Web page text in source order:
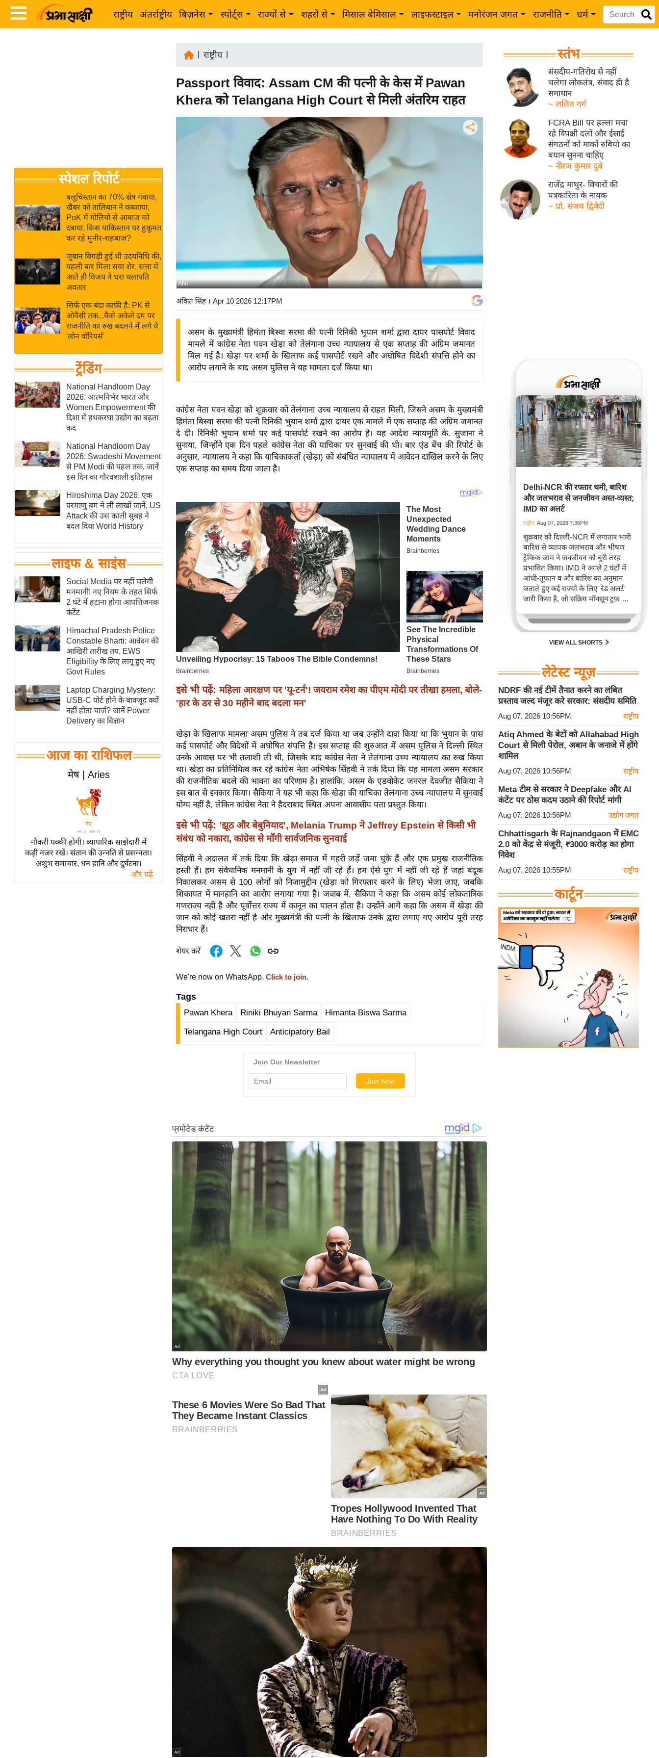
राष्ट्रीय अंतर्राष्ट्रीय बिज़नेस स्पोर्ट्स राज्यों से शहरों से मिसाल बेमिसाल लाइफस्टाइल मनोरंजन जगत राजनीति धर्म
Breaking
News in
Hindi
Hindi
Videos
जगत
राय
बजट
IPL
2026
ई-पेपर
मिसाल बेमिसाल
शख्सियत
यंग इंडिया
साहित्य जगत
ऑटो वर्ल्ड
न्यूज ब्रीफ
मनोरंजन जगत
बॉलीवुड
हॉलीवुड
फिल्म समीक्षा
Breaking
News
लाइफस्टाइल
टेक्नॉलॉजी
घरेलू नुस्खे
पर्यटन स्थल
फिटनेस मंत्रा
रिलेशनशिप
राजनीति
विश्लेषण
समसामयिक
मातृभूमि
एम.
आर.
आई.
समीक्षा
धर्म
ज्योतिष
त्योहार
राशिफल
विशेष
विश्लेषण
स्पेशल रिपोर्ट
बलूचिस्तान का 70% क्षेत्र गंवाया,
खैबर को तालिबान ने कब्जाया,
PoK में गोलियों से आवाज को
दबाया, किस पाकिस्तान पर हुकूमत
कर रहे मुनीर-शहबाज?
जुबान बिगड़ी हुई थी उदयनिधि की,
पहली बार मिला सवा शेर, सत्ता में
आते ही विजय ने धरा थलापति
अवतार
सिर्फ एक बंदा काफ़ी है: PK से
ओवैसी तक...कैसे अकेले दम पर
राजनीति का रुख बदलने में लगे ये
'लोन वॉरियर्स'
ट्रेंडिंग
National Handloom Day
2026: आत्मनिर्भर भारत और
Women Empowerment की
दिशा में हथकरघा उद्योग का बढ़ता
कद
National Handloom Day
2026: Swadeshi Movement
से PM Modi की पहल तक, जानें
इस दिन का गौरवशाली इतिहास
Hiroshima Day 2026: एक
परमाणु बम ने ली लाखों जानें, US
Attack की उस काली सुबह ने
बदल दिया World History
लाइफ & साइंस
Social Media पर नहीं चलेगी
मनमानी! नए नियम के तहत सिर्फ
2 घंटे में हटाना होगा आपत्तिजनक
कंटेंट
Himachal Pradesh Police
Constable Bharti: आवेदन की
आखिरी तारीख तय, EWS
Eligibility के लिए लागू हुए नए
Govt Rules
Laptop Charging Mystery:
USB-C पोर्ट होने के बावजूद क्यों
नहीं होता चार्ज? जानें Power
Delivery का विज्ञान
आज का राशिफल
मेष | Aries
नौकरी पक्की होगी। व्यापारिक साझेदारी में
कड़ी नजर रखें। संतान की उन्नति से प्रसन्नता।
अशुभ समाचार, धन हानि और दुर्घटना।
और पढ़ें
राष्ट्रीय|
Passport विवाद: Assam CM की पत्नी के केस में Pawan
Khera को Telangana High Court से मिली अंतरिम राहत
ANI
अंकित सिंह। Apr 10 2026 12:17PM
असम के मुख्यमंत्री हिमंता बिस्वा सरमा की पत्नी रिनिकी भुयान शर्मा द्वारा दायर पासपोर्ट विवाद
मामले में कांग्रेस नेता पवन खेड़ा को तेलंगाना उच्च न्यायालय से एक सप्ताह की अग्रिम जमानत
मिल गई है। खेड़ा पर शर्मा के खिलाफ कई पासपोर्ट रखने और अघोषित विदेशी संपत्ति होने का
आरोप लगाने के बाद असम पुलिस ने यह मामला दर्ज किया था।
कांग्रेस नेता पवन खेड़ा को शुक्रवार को तेलंगाना उच्च न्यायालय से राहत मिली, जिसने असम के मुख्यमंत्री
हिमंता बिस्वा सरमा की पत्नी रिनिकी भुयान शर्मा द्वारा दायर एक मामले में एक सप्ताह की अग्रिम जमानत
दे दी। रिनिकी भुयान शर्मा पर कई पासपोर्ट रखने का आरोप है। यह आदेश न्यायमूर्ति के. सुजाना ने
सुनाया, जिन्होंने एक दिन पहले कांग्रेस नेता की याचिका पर सुनवाई की थी। बार एंड बेंच की रिपोर्ट के
अनुसार, न्यायालय ने कहा कि याचिकाकर्ता (खेड़ा) को संबंधित न्यायालय में आवेदन दाखिल करने के लिए
एक सप्ताह का समय दिया जाता है।
इसे भी पढ़ें: महिला आरक्षण पर 'यू-टर्न'! जयराम रमेश का पीएम मोदी पर तीखा हमला, बोले-
'हार के डर से 30 महीने बाद बदला मन'
खेड़ा के खिलाफ मामला असम पुलिस ने तब दर्ज किया था जब उन्होंने दावा किया था कि भुयान के पास
कई पासपोर्ट और विदेशों में अघोषित संपत्ति है। इस सप्ताह की शुरुआत में असम पुलिस ने दिल्ली स्थित
उनके आवास पर भी तलाशी ली थी, जिसके बाद कांग्रेस नेता ने तेलंगाना उच्च न्यायालय का रुख किया
था। खेड़ा का प्रतिनिधित्व कर रहे कांग्रेस नेता अभिषेक सिंहवी ने तर्क दिया कि यह मामला असम सरकार
की राजनीतिक बदले की भावना का परिणाम है। हालांकि, असम के एडवोकेट जनरल देवजीत सैकिया ने
इस बात से इनकार किया। सैकिया ने यह भी कहा कि खेड़ा की याचिका तेलंगाना उच्च न्यायालय में सुनवाई
योग्य नहीं है, लेकिन कांग्रेस नेता ने हैदराबाद स्थित अपना आवासीय पता प्रस्तुत किया।
इसे भी पढ़ें: 'झूठ और बेबुनियाद', Melania Trump ने Jeffrey Epstein से किसी भी
संबंध को नकारा, कांग्रेस से माँगी सार्वजनिक सुनवाई
सिंहवी ने अदालत में तर्क दिया कि खेड़ा समाज में गहरी जड़ें जमा चुके हैं और एक प्रमुख राजनीतिक
हस्ती हैं। हम संवैधानिक मनमानी के युग में नहीं जी रहे हैं। हम ऐसे युग में नहीं जी रहे हैं जहां बंदूक
निकालकर असम से 100 लोगों को निजामुद्दीन (खेड़ा को गिरफ्तार करने के लिए) भेजा जाए, जबकि
शिकायत में मानहानि का आरोप लगाया गया है। जवाब में, सैकिया ने कहा कि असम कोई लोकतांत्रिक
गणराज्य नहीं है और पूर्वोत्तर राज्य में कानून का पालन होता है। उन्होंने आगे कहा कि असम में खेड़ा की
जान को कोई खतरा नहीं है और मुख्यमंत्री की पत्नी के खिलाफ उनके द्वारा लगाए गए आरोप पूरी तरह
निराधार हैं।
शेयर करें
We're now on WhatsApp. Click to join.
Tags
Pawan Khera Riniki Bhuyan Sarma Himanta Biswa Sarma
Telangana High Court Anticipatory Bail
स्तंभ
संसदीय-गतिरोध से नहीं
चलेगा लोकतंत्र, संवाद ही है
समाधान
~ ललित गर्ग
FCRA Bill पर हल्ला मचा
रहे विपक्षी दलों और ईसाई
संगठनों को मार्को रुबियो का
बयान सुनना चाहिए
~ नीरज कुमार दुबे
राजेंद्र माथुर- विचारों की
पत्रकारिता के नायक
~ प्रो. संजय द्विवेदी
Delhi-NCR की रफ्तार थमी, बारिश
और जलभराव से जनजीवन अस्त-व्यस्त;
IMD का अलर्ट
राष्ट्रीय Aug 07, 2026 7:36PM
शुक्रवार को दिल्ली-NCR में लगातार भारी
बारिश से व्यापक जलभराव और भीषण
ट्रैफिक जाम ने जनजीवन को बुरी तरह
प्रभावित किया। IMD ने अगले 2 घंटों में
आंधी-तूफान व और बारिश का अनुमान
जताते हुए कई राज्यों के लिए 'रेड अलर्ट'
जारी किया है, जो सक्रिय मॉनसून ट्रफ़ और
जिससे यातायात बाधित होने के साथ-साथ
सफदरजंग अस्पताल में भी जलभराव की
स्थिति बनी।VIEW ALL SHORTS
लेटेस्ट न्यूज़
NDRF की नई टीमें तैनात करने का लंबित
प्रस्ताव जल्द मंजूर करे सरकार: संसदीय समिति
Aug 07, 2026 10:56PM राष्ट्रीय
Atiq Ahmed के बेटों को Allahabad High
Court से मिली पेरोल, अबान के जनाजे में होंगे
शामिल
Aug 07, 2026 10:56PM राष्ट्रीय
Meta टीम से सरकार ने Deepfake और AI
कंटेंट पर ठोस कदम उठाने की रिपोर्ट मांगी
Aug 07, 2026 10:56PM उद्योग जगत
Chhattisgarh के Rajnandgaon में EMC
2.0 को केंद्र से मंजूरी, ₹3000 करोड़ का होगा
निवेश
Aug 07, 2026 10:55PM राष्ट्रीय
कार्टून